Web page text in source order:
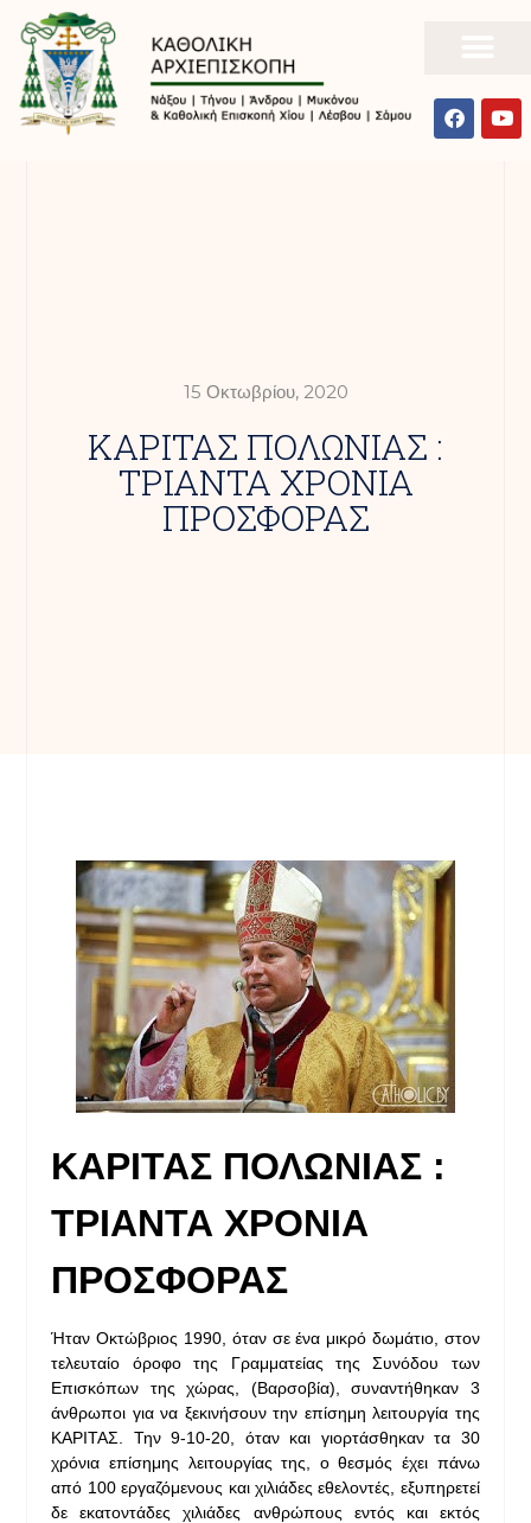
15 Οκτωβρίου, 2020
ΚΑΡΙΤΑΣ ΠΟΛΩΝΙΑΣ :
ΤΡΙΑΝΤΑ ΧΡΟΝΙΑ
ΠΡΟΣΦΟΡΑΣ
ΚΑΡΙΤΑΣ ΠΟΛΩΝΙΑΣ :
ΤΡΙΑΝΤΑ ΧΡΟΝΙΑ
ΠΡΟΣΦΟΡΑΣ
Ήταν Οκτώβριος 1990, όταν σε ένα μικρό δωμάτιο, στον
τελευταίο όροφο της Γραμματείας της Συνόδου των
Επισκόπων της χώρας, (Βαρσοβία), συναντήθηκαν 3
άνθρωποι για να ξεκινήσουν την επίσημη λειτουργία της
ΚΑΡΙΤΑΣ. Την 9-10-20, όταν και γιορτάσθηκαν τα 30
χρόνια επίσημης λειτουργίας της, ο θεσμός έχει πάνω
από 100 εργαζόμενους και χιλιάδες εθελοντές, εξυπηρετεί
δε εκατοντάδες χιλιάδες ανθρώπους εντός και εκτός